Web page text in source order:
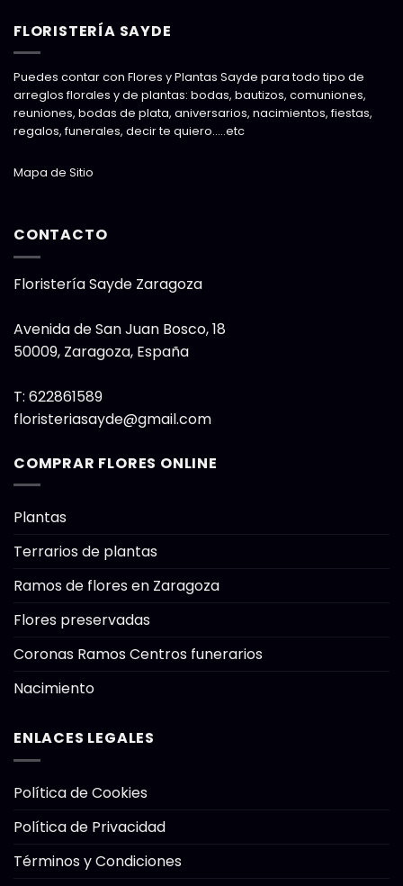
FLORISTERÍA SAYDE
Puedes contar con Flores y Plantas Sayde para todo tipo de
arreglos florales y de plantas: bodas, bautizos, comuniones,
reuniones, bodas de plata, aniversarios, nacimientos, fiestas,
regalos, funerales, decir te quiero…..etc
Mapa de Sitio
CONTACTO
Floristería Sayde Zaragoza
Avenida de San Juan Bosco, 18
50009, Zaragoza, España
T: 622861589
floristeriasayde@gmail.com
COMPRAR FLORES ONLINE
Plantas
Terrarios de plantas
Ramos de flores en Zaragoza
Flores preservadas
Coronas Ramos Centros funerarios
Nacimiento
ENLACES LEGALES
Política de Cookies
Política de Privacidad
Términos y Condiciones